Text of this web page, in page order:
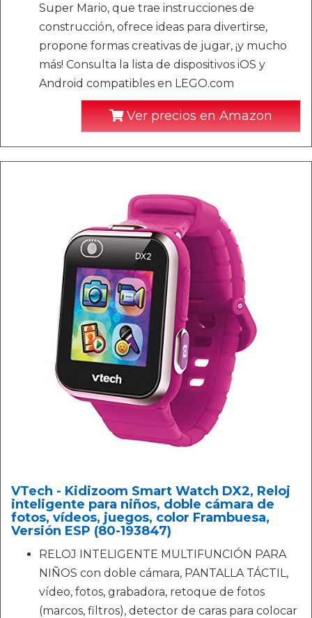
Super Mario, que trae instrucciones de
construcción, ofrece ideas para divertirse,
propone formas creativas de jugar, ¡y mucho
más! Consulta la lista de dispositivos iOS y
Android compatibles en LEGO.com
Ver precios en Amazon
VTech - Kidizoom Smart Watch DX2, Reloj
inteligente para niños, doble cámara de
fotos, vídeos, juegos, color Frambuesa,
Versión ESP (80-193847)
RELOJ INTELIGENTE MULTIFUNCIÓN PARA
NIÑOS con doble cámara, PANTALLA TÁCTIL,
vídeo, fotos, grabadora, retoque de fotos
(marcos, filtros), detector de caras para colocar